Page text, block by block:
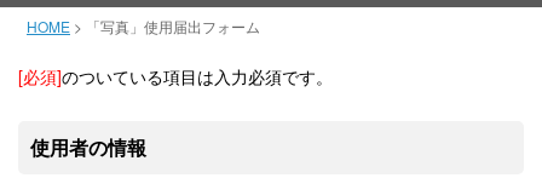
HOME > 「写真」使用届出フォーム
[必須]のついている項目は入力必須です。
使用者の情報